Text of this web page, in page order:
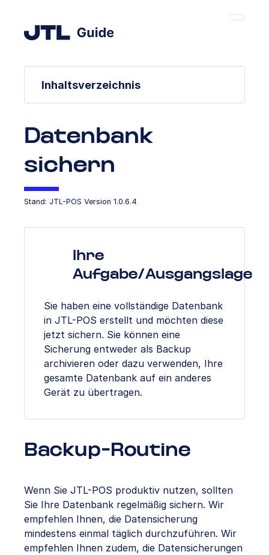
Inhaltsverzeichnis
Datenbank
sichern
Stand: JTL-POS Version 1.0.6.4
Ihre
Aufgabe/Ausgangslage
Sie haben eine vollständige Datenbank
in JTL-POS erstellt und möchten diese
jetzt sichern. Sie können eine
Sicherung entweder als Backup
archivieren oder dazu verwenden, Ihre
gesamte Datenbank auf ein anderes
Gerät zu übertragen.
Backup-Routine
Wenn Sie JTL-POS produktiv nutzen, sollten
Sie Ihre Datenbank regelmäßig sichern. Wir
empfehlen Ihnen, die Datensicherung
mindestens einmal täglich durchzuführen. Wir
empfehlen Ihnen zudem, die Datensicherungen